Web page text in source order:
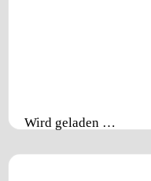
Wird geladen …